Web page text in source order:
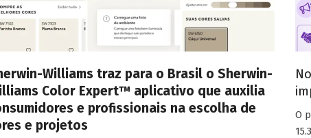
Williams traz para o Brasil o Sherwin-
Color Expert™ aplicativo que auxilia
e profissionais na escolha de
e projetos
O